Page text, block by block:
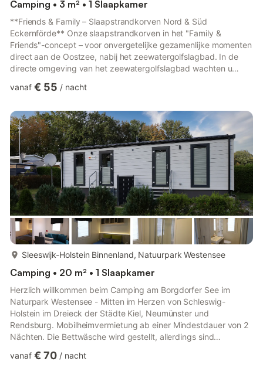
Camping • 3 m² • 1 Slaapkamer
**Friends & Family – Slaapstrandkorven Nord & Süd
Eckernförde** Onze slaapstrandkorven in het "Family &
Friends"-concept – voor onvergetelijke gezamenlijke momenten
direct aan de Oostzee, nabij het zeewatergolfslagbad. In de
directe omgeving van het zeewatergolfslagbad wachten u
slaapstrandkorven **Nord** en **Süd**. Of u nu met familie,
strand, het uitzicht op zee en een nacht onder de uitgestrekte
hemel. De strandkorven bieden elk plaats aan twee
volwassenen en zijn, ...
vanaf € 55 / nacht
meer...
Sleeswijk-Holstein Binnenland, Natuurpark Westensee
Camping • 20 m² • 1 Slaapkamer
Herzlich willkommen beim Camping am Borgdorfer See im
Naturpark Westensee - Mitten im Herzen von Schleswig-
Holstein im Dreieck der Städte Kiel, Neumünster und
Rendsburg. Mobilheimvermietung ab einer Mindestdauer von 2
Nächten. Die Bettwäsche wird gestellt, allerdings sind
ab 15 Uhr möglich, Abreise bis spätestens 11 Uhr. Bitte achten
vanaf € 70 / nacht